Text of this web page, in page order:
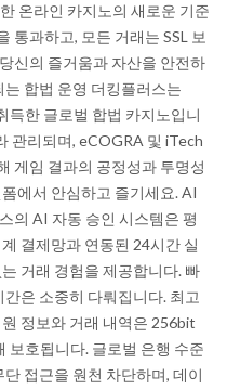
온라인 카지노의 새로운 기준
통과하고, 모든 거래는 SSL 보
신의 즐거움과 자산을 안전하
는 합법 운영 더킹플러스는
득한 글로벌 합법 카지노입니
관리되며, eCOGRA 및 iTech
게임 결과의 공정성과 투명성
에서 안심하고 즐기세요. AI
의 AI 자동 승인 시스템은 평
결제망과 연동된 24시간 실
거래 경험을 제공합니다. 빠
은 소중히 다뤄집니다. 최고
정보와 거래 내역은 256bit
보호됩니다. 글로벌 은행 수준
접근을 원천 차단하며, 데이